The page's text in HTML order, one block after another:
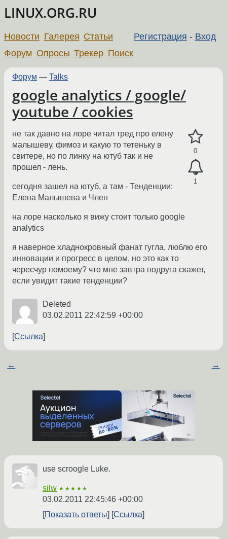
LINUX.ORG.RU
Регистрация - Вход
Новости Галерея Статьи
Форум Опросы Трекер Поиск
Форум — Talks
google analytics / google/
youtube / cookies
0
1
не так давно на лоре читал тред про елену
малышеву, фимоз и какую то тетеньку в
свитере, но по линку на ютуб так и не
прошел - лень.
сегодня зашел на ютуб, а там - Тенденции:
Елена Малышева и Член
на лоре насколько я вижу стоит только google
analytics
я наверное хладнокровный фанат гугла, люблю его
инновации и прогресс в целом, но это как то
чересчур помоему? что мне завтра подруга скажет,
если увидит такие тенденции?
Deleted
03.02.2011 22:42:59 +00:00
Ссылка
← →
use scroogle Luke.
silw ★★★★★
03.02.2011 22:45:46 +00:00
Показать ответы
Ссылка